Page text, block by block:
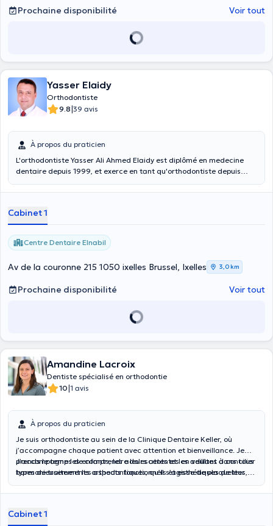
Prochaine disponibilité Voir tout
Yasser Elaidy
Orthodontiste
9.8|39 avis
À propos du praticien
L'orthodontiste Yasser Ali Ahmed Elaidy est diplômé en medecine
dentaire depuis 1999, et exerce en tant qu'orthodontiste depuis
situé Place Saint-Denis 33, à Forest les lundis de 10 heures à 12
arabe, anglais, roumain et un peu de français.
Cabinet 1
Centre Dentaire Elnabil
Av de la couronne 215 1050 ixelles Brussel, Ixelles 3,0 km
Prochaine disponibilité Voir tout
Amandine Lacroix
Dentiste spécialisé en orthodontie
10|1 avis
À propos du praticien
Je suis orthodontiste au sein de la Clinique Dentaire Keller, où
j’accompagne chaque patient avec attention et bienveillance. Je
prends le temps de comprendre leurs attentes en veillant à concilier
harmonieusement les aspects fonctionnels et esthétiques de leur
J’accompagne les enfants, les adolescents et les adultes dans tous
types de traitements orthodontiques, qu’il s’agisse de plaquettes,
personnalisées selon chaque situation.
Cabinet 1